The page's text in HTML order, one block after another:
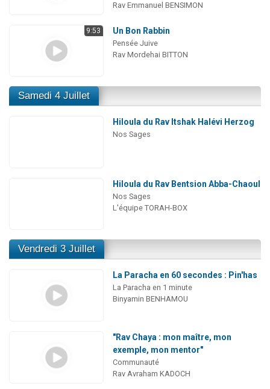
Rav Emmanuel BENSIMON
9:53 Un Bon Rabbin
Pensée Juive
Rav Mordehai BITTON
Samedi 4 Juillet
Hiloula du Rav Itshak Halévi Herzog
Nos Sages
Hiloula du Rav Bentsion Abba-Chaoul
Nos Sages
L'équipe TORAH-BOX
Vendredi 3 Juillet
La Paracha en 60 secondes : Pin'has
La Paracha en 1 minute
Binyamin BENHAMOU
"Rav Chaya : mon maître, mon
exemple, mon mentor"
Communauté
Rav Avraham KADOCH